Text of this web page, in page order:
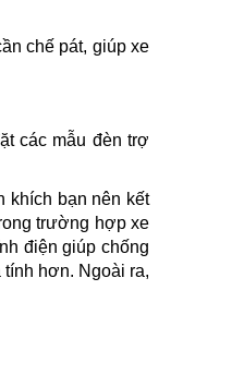
chế pát, giúp xe
các mẫu đèn trợ
khích bạn nên kết
trường hợp xe
điện giúp chống
hơn. Ngoài ra,